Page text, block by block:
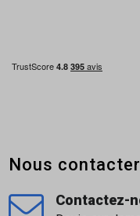
Nous contacter
Contactez-